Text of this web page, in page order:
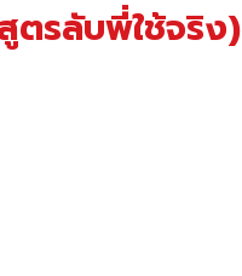
ตรลับพี่ใช้จริง)